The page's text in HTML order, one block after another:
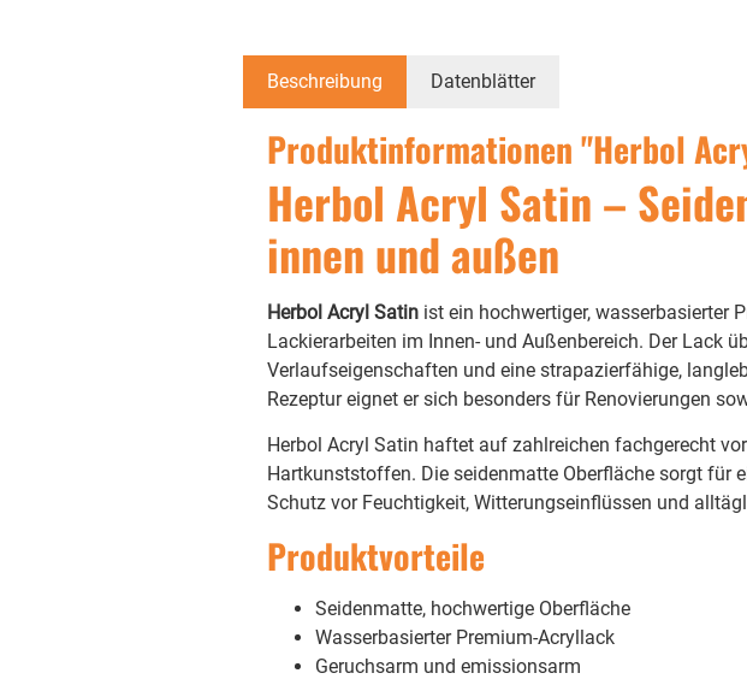
Beschreibung Datenblätter
Produktinformationen "Herbol
Herbol Acryl Satin –
innen und außen
Herbol Acryl Satinist ein hochwertiger, wasserbasierter
Lackierarbeiten im Innen- und Außenbereich. Der Lack
Verlaufseigenschaften und eine strapazierfähige,
Rezeptur eignet er sich besonders für Renovierungen
Herbol Acryl Satin haftet auf zahlreichen fachgerecht
Hartkunststoffen. Die seidenmatte Oberfläche sorgt für
Schutz vor Feuchtigkeit, Witterungseinflüssen und
Produktvorteile
Seidenmatte, hochwertige Oberfläche
Wasserbasierter Premium-Acryllack
Geruchsarm und emissionsarm